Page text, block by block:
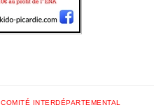
COMITÉ INTERDÉPARTEMENTAL